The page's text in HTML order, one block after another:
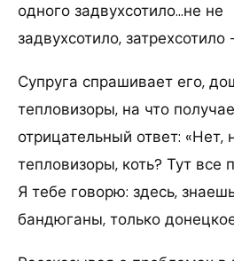
одного задвухсотило…не не
задвухсотило,
Супруга спрашивает его,
тепловизоры, на что
отрицательный ответ: «Нет,
тепловизоры, коть? Тут все
Я тебе говорю: здесь,
бандюганы, только